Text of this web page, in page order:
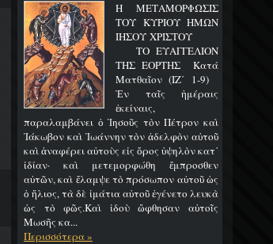
Η ΜΕΤΑΜΟΡΦΩΣΙΣ
ΤΟΥ ΚΥΡΙΟΥ ΗΜΩΝ
ΙΗΣΟΥ ΧΡΙΣΤΟΥ
ΤΟ ΕΥΑΓΓΕΛΙΟΝ
ΤΗΣ ΕΟΡΤΗΣ Κατά
Ματθαῖον (ΙΖ΄ 1-9)
Ἐν ταῖς ἡμέραις
ἐκείναις,
παραλαμβάνει ὁ Ἰησοῦς τὸν Πέτρον καὶ
Ἰάκωβον καὶ Ἰωάννην τὸν ἀδελφὸν αὐτοῦ
καὶ ἀναφέρει αὐτοὺς εἰς ὄρος ὑψηλὸν κατ᾿
ἰδίαν· καὶ μετεμορφώθη ἔμπροσθεν
αὐτῶν, καὶ ἔλαμψε τὸ πρόσωπον αὐτοῦ ὡς
ὁ ἥλιος, τὰ δὲ ἱμάτια αὐτοῦ ἐγένετο λευκὰ
ὡς τὸ φῶς.Καὶ ἰδοὺ ὤφθησαν αὐτοῖς
Μωσῆς κα...
Περισσότερα »